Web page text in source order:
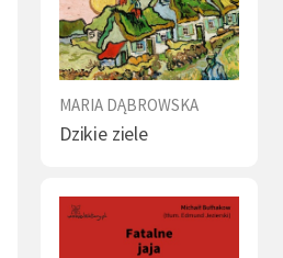
MARIA DĄBROWSKA
Dzikie ziele